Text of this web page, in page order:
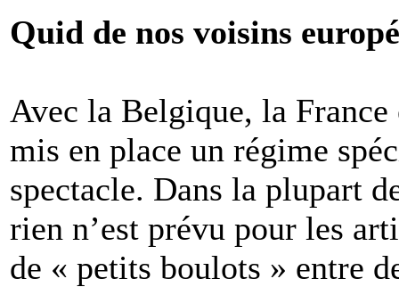
Quid de nos voisins
Avec la Belgique, la
mis en place un régime
spectacle. Dans la plupart
rien n’est prévu pour les
de « petits boulots » entre